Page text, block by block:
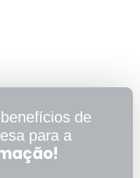
de
para a